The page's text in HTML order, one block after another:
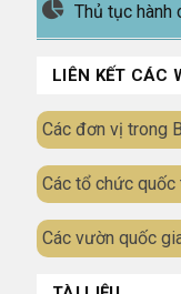
Thủ tục hành
LIÊN KẾT CÁC
Các đơn vị trong
Các tổ chức quốc
Các vườn quốc